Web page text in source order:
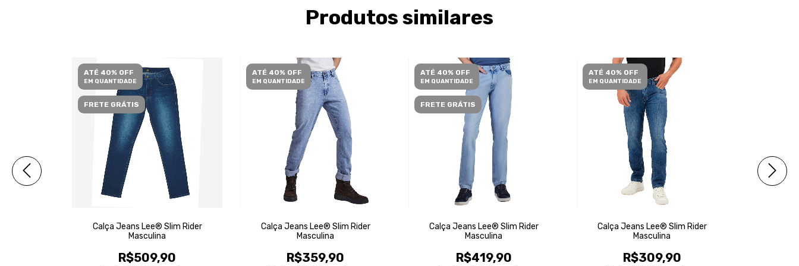
Produtos similares
ATÉ 40% OFF
EM QUANTIDADE
FRETE GRÁTIS
Calça Jeans Lee® Slim Rider
Masculina
R$509,90
ATÉ 40% OFF
EM QUANTIDADE
Calça Jeans Lee® Slim Rider
Masculina
R$359,90
ATÉ 40% OFF
EM QUANTIDADE
FRETE GRÁTIS
Calça Jeans Lee® Slim Rider
Masculina
R$419,90
ATÉ 40% OFF
EM QUANTIDADE
Calça Jeans Lee® Slim Rider
Masculina
R$309,90